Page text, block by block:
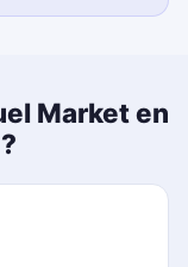
Market en